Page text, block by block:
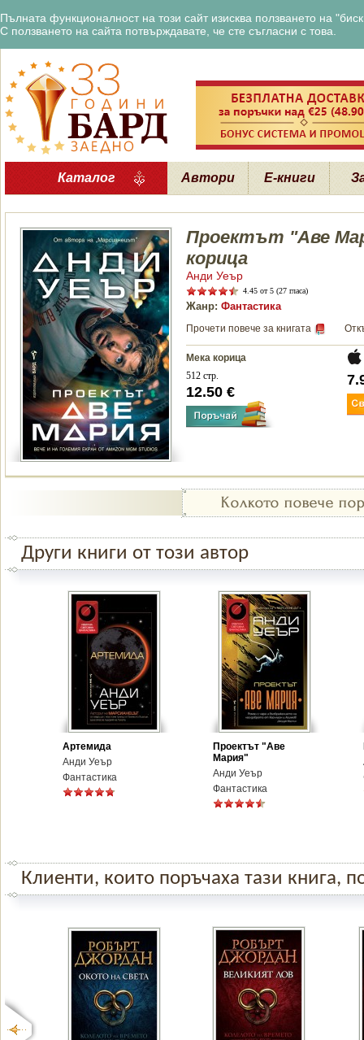
Пълната функционалност на този сайт изисква ползването на
С ползването на сайта потвърждавате, че сте съгласни с това.
Каталог Автори Е-книги
Проектът "Аве
корица
Анди Уеър
4.45 от 5 (27 гласа)
Жанр: Фантастика
Прочети повече за книгата
Мека корица
512 стр.
12.50 €
Други книги от този автор
Артемида
Анди Уеър
Фантастика
Проектът "Аве
Мария"
Анди Уеър
Фантастика
Клиенти, които поръчаха тази книга,